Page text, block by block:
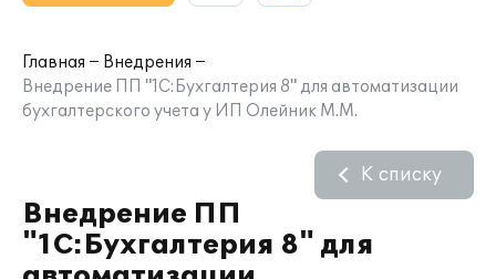
Главная
Внедрения
Внедрение ПП "1С:Бухгалтерия 8" для автоматизации
бухгалтерского учета у ИП Олейник М.М.
Внедрение ПП
"1С:Бухгалтерия 8" для
К списку